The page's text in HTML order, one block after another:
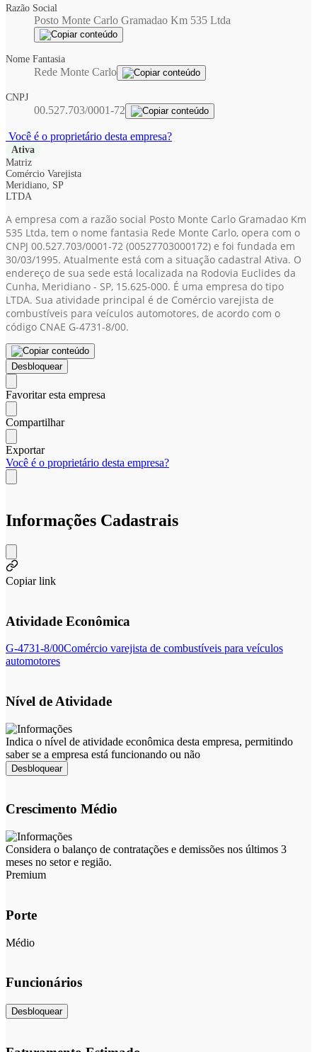
Razão Social
Posto Monte Carlo Gramadao Km 535 Ltda
Nome Fantasia
Rede Monte Carlo
CNPJ
00.527.703/0001-72
Você é o proprietário desta empresa?
Ativa
Matriz
Comércio Varejista
Meridiano, SP
LTDA
A empresa com a razão social Posto Monte Carlo Gramadao Km
535 Ltda, tem o nome fantasia Rede Monte Carlo, opera com o
CNPJ 00.527.703/0001-72 (00527703000172) e foi fundada em
30/03/1995. Atualmente está com a situação cadastral Ativa. O
endereço de sua sede está localizada na Rodovia Euclides da
Cunha, Meridiano - SP, 15.625-000. É uma empresa do tipo
LTDA. Sua atividade principal é de Comércio varejista de
combustíveis para veículos automotores, de acordo com o
código CNAE G-4731-8/00.
Desbloquear
Favoritar esta empresa
Compartilhar
Exportar
Você é o proprietário desta empresa?
Informações Cadastrais
Copiar link
Atividade Econômica
G-4731-8/00Comércio varejista de combustíveis para veículos
automotores
Nível de Atividade
Indica o nível de atividade econômica desta empresa, permitindo
saber se a empresa está funcionando ou não
Desbloquear
Crescimento Médio
Considera o balanço de contratações e demissões nos últimos 3
meses no setor e região.
Premium
Porte
Médio
Funcionários
Desbloquear